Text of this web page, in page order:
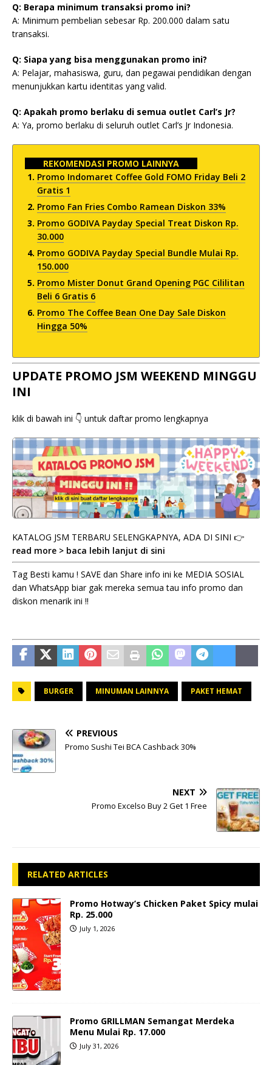
Q: Berapa minimum transaksi promo ini?
A: Minimum pembelian sebesar Rp. 200.000 dalam satu
transaksi.
Q: Siapa yang bisa menggunakan promo ini?
A: Pelajar, mahasiswa, guru, dan pegawai pendidikan dengan
menunjukkan kartu identitas yang valid.
Q: Apakah promo berlaku di semua outlet Carl’s Jr?
A: Ya, promo berlaku di seluruh outlet Carl’s Jr Indonesia.
REKOMENDASI PROMO LAINNYA
Promo Indomaret Coffee Gold FOMO Friday Beli 2
Gratis 1
Promo Fan Fries Combo Ramean Diskon 33%
Promo GODIVA Payday Special Treat Diskon Rp.
30.000
Promo GODIVA Payday Special Bundle Mulai Rp.
150.000
Promo Mister Donut Grand Opening PGC Cililitan
Beli 6 Gratis 6
Promo The Coffee Bean One Day Sale Diskon
Hingga 50%
UPDATE PROMO JSM WEEKEND MINGGU
INI
klik di bawah ini 👇 untuk daftar promo lengkapnya
KATALOG JSM TERBARU SELENGKAPNYA, ADA DI SINI 👉
read more > baca lebih lanjut di sini
Tag Besti kamu ! SAVE dan Share info ini ke MEDIA SOSIAL
dan WhatsApp biar gak mereka semua tau info promo dan
diskon menarik ini !!
BURGER MINUMAN LAINNYA PAKET HEMAT
PREVIOUS
Promo Sushi Tei BCA Cashback 30%
NEXT
Promo Excelso Buy 2 Get 1 Free
RELATED ARTICLES
Promo Hotway’s Chicken Paket Spicy mulai
Rp. 25.000
July 1, 2026
Promo GRILLMAN Semangat Merdeka
Menu Mulai Rp. 17.000
July 31, 2026